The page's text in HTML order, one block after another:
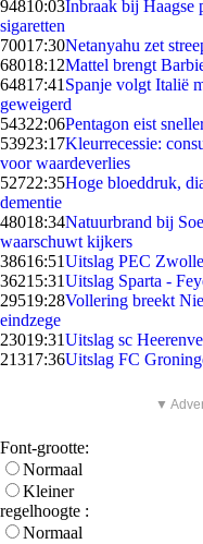
94810:03Inbraak bij Haagse
sigaretten
70017:30Netanyahu zet
68018:12Mattel brengt
64817:41 Spanje volgt Italië
geweigerd
54322:06Pentagon eist
53923:17Kleurrecessie:
voor waardeverlies
52722:35Hoge bloeddruk,
dementie
48018:34Natuurbrand bij
waarschuwt kijkers
38616:51Uitslag PEC
36215:31Uitslag Sparta -
29519:28Vollering breekt
eindzege
23019:31Uitslag sc
21317:36Uitslag FC
▼
Font-grootte:
Normaal
Kleiner
regelhoogte :
Normaal